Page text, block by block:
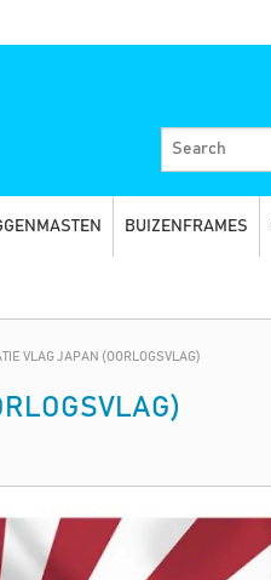
BUIZENFRAMES
VLAG JAPAN (OORLOGSVLAG)